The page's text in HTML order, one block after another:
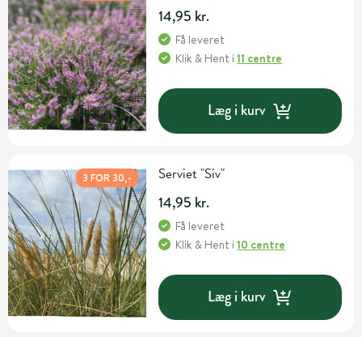
14,95 kr.
Få leveret
Klik & Hent i11 centre
Læg i kurv
3 FOR 30,- Serviet "Siv"
14,95 kr.
Få leveret
Klik & Hent i10 centre
Læg i kurv